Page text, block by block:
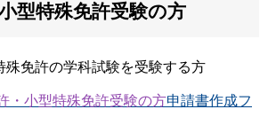
型特殊免許受験の方
免許の学科試験を受験する方
・小型特殊免許受験の方申請書作成フ